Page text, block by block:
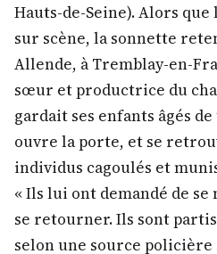
Hauts-de-Seine). Alors
sur scène, la sonnette
Allende, à Tremblay-en-
sœur et productrice du
gardait ses enfants âgés
ouvre la porte, et se
individus cagoulés et
« Ils lui ont demandé de
se retourner. Ils sont
selon une source policière